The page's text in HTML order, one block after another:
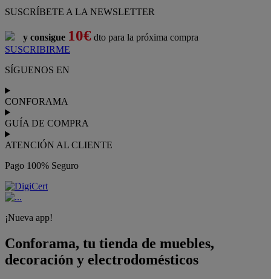
SUSCRÍBETE A LA NEWSLETTER
y consigue 10€ dto para la próxima compra
SUSCRIBIRME
SÍGUENOS EN
CONFORAMA
GUÍA DE COMPRA
ATENCIÓN AL CLIENTE
Pago 100% Seguro
¡Nueva app!
Conforama, tu tienda de muebles,
decoración y electrodomésticos